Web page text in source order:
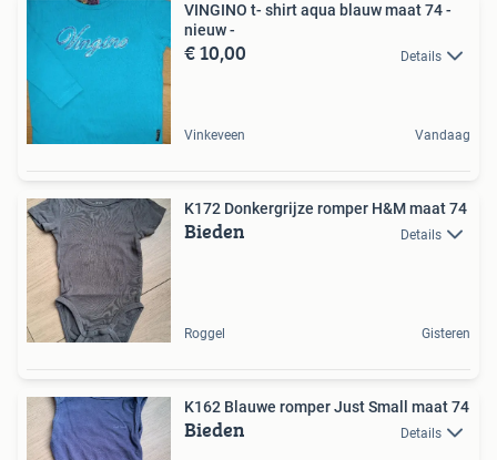
VINGINO t- shirt aqua blauw maat 74 -
nieuw -
€ 10,00 Details
Vinkeveen Vandaag
K172 Donkergrijze romper H&M maat 74
Bieden Details
Roggel Gisteren
K162 Blauwe romper Just Small maat 74
Bieden Details